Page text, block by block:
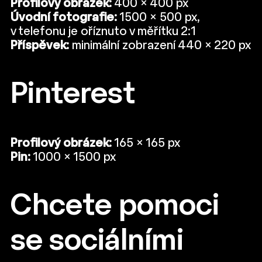
Profilový obrázek: 400 × 400 px
Úvodní fotografie: 1500 × 500 px,
v telefonu je oříznuto v měřítku 2:1
Příspěvek: minimální zobrazení 440 × 220 px
Pinterest
Profilový obrázek: 165 × 165 px
Pin: 1000 × 1500 px
Chcete pomoci
se sociálními